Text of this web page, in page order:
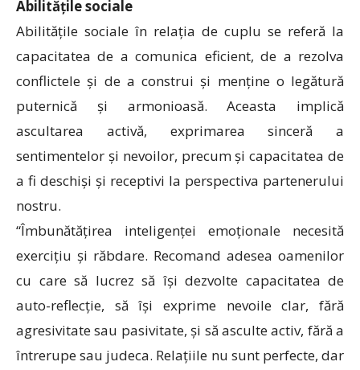
Abilitățile sociale
Abilitățile sociale în relația de cuplu se referă la
capacitatea de a comunica eficient, de a rezolva
conflictele și de a construi și menține o legătură
puternică și armonioasă. Aceasta implică
ascultarea activă, exprimarea sinceră a
sentimentelor și nevoilor, precum și capacitatea de
a fi deschiși și receptivi la perspectiva partenerului
nostru.
“Îmbunătățirea inteligenței emoționale necesită
exercițiu și răbdare. Recomand adesea oamenilor
cu care să lucrez să își dezvolte capacitatea de
auto-reflecție, să își exprime nevoile clar, fără
agresivitate sau pasivitate, și să asculte activ, fără a
întrerupe sau judeca. Relațiile nu sunt perfecte, dar